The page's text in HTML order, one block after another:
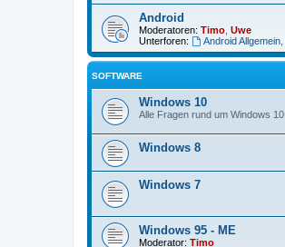
Android
Moderatoren: Timo Uwe
Unterforen:
Android Allgemein,
SOFTWARE
Windows 10
Alle Fragen rund um Windows 10
Windows 8
Windows 7
Windows 95 - ME
Moderator: Timo